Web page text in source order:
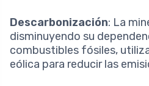
Descarbonización: La
disminuyendo su
combustibles fósiles,
eólica para reducir las